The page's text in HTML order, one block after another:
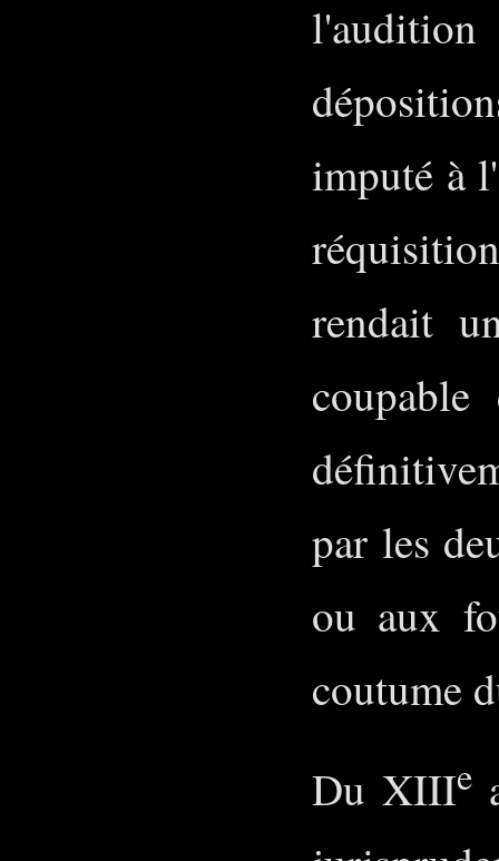
imputé à
rendait
par les
ou aux
coutume
Du XIIIe